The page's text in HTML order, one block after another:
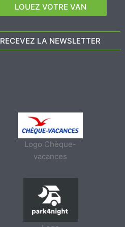
LOUEZ VOTRE VAN
RECEVEZ LA NEWSLETTER
Logo Chèque-
vacances